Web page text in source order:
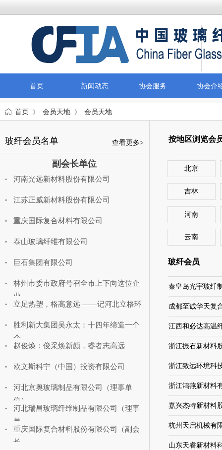
首页 新闻动态 协会服务 协会介
首页 》 会员天地 》 会员天地
玻纤会员名单 按地区浏览会
查看更多>
副会长单位 北京
河南光远新材料股份有限公司
江苏正威新材料股份有限公司
重庆国际复合材料有限公司
泰山玻璃纤维有限公司
巨石集团有限公司
林州市委市政府号召全市上下向这位企
业
立足热塑，格高意远 ——记河北立格环
胜利新大集团吴永太：十四年缔造一个
企
赵俊焕：俊采焕新颜，睿者志高远
欧文斯科宁（中国）投资有限公司
河北京奥玻璃制品有限公司（理事单
位）
河北瑞昌玻璃纤维制品有限公司（理事
单
重庆国际复合材料股份有限公司（副会
长
吉林
河南
云南
玻纤会员
秦皇岛光宇玻纤
成都至诚华天复
江西和必达高温
浙江振石新材料
浙江致远环境科
浙江鸿燕新材料
嘉兴杰特新材料
杭州天启机械有
山东天睿新材料